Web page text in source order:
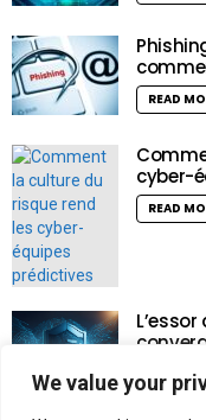
We value your
READ
cyber-
READ
READ